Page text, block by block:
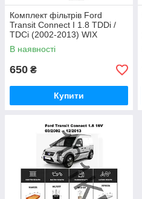
Комплект фільтрів Ford
Transit Connect I 1.8 TDDi /
TDCi (2002-2013) WIX
В наявності
650 ₴
Купити